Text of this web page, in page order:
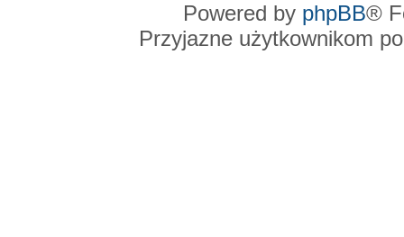
Powered by phpBB®
Przyjazne użytkownikom